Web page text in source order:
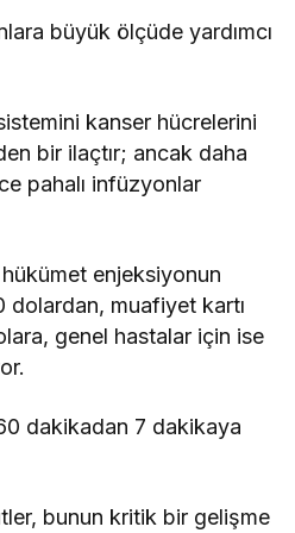
büyük ölçüde yardımcı
kanser hücrelerini
bir ilaçtır; ancak daha
pahalı infüzyonlar
hükümet enjeksiyonun
dolardan, muafiyet kartı
genel hastalar için ise
dakikadan 7 dakikaya
bunun kritik bir gelişme